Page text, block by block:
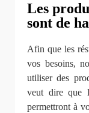
Les
sont de
Afin que les
vos besoins,
utiliser des
veut dire que
permettront à